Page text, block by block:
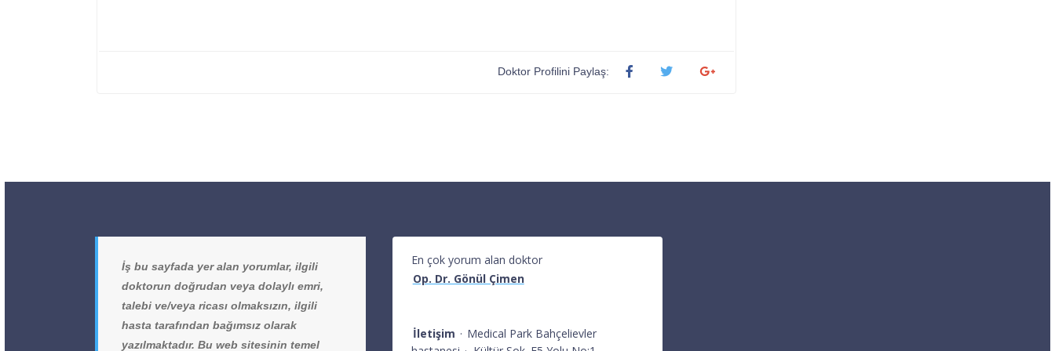
Doktor Profilini Paylaş:
İş bu sayfada yer alan yorumlar, ilgili
doktorun doğrudan veya dolaylı emri,
talebi ve/veya ricası olmaksızın, ilgili
hasta tarafından bağımsız olarak
yazılmaktadır. Bu web sitesinin temel
En çok yorum alan doktor
Op. Dr. Gönül Çimen
İletişim · Medical Park Bahçelievler